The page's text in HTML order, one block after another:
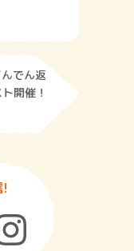
でん返
開催！
!